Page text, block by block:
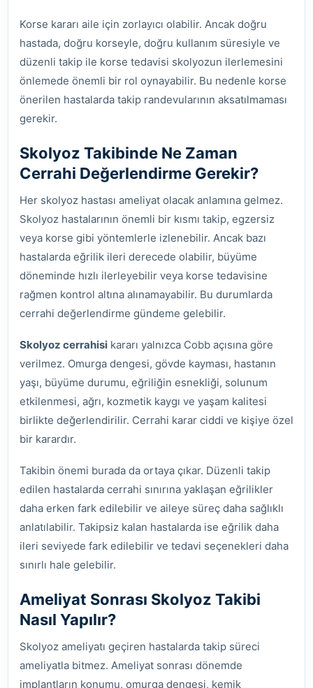
Korse kararı aile için zorlayıcı olabilir. Ancak doğru
hastada, doğru korseyle, doğru kullanım süresiyle ve
düzenli takip ile korse tedavisi skolyozun ilerlemesini
önlemede önemli bir rol oynayabilir. Bu nedenle korse
önerilen hastalarda takip randevularının aksatılmaması
gerekir.
Skolyoz Takibinde Ne Zaman
Cerrahi Değerlendirme Gerekir?
Her skolyoz hastası ameliyat olacak anlamına gelmez.
Skolyoz hastalarının önemli bir kısmı takip, egzersiz
veya korse gibi yöntemlerle izlenebilir. Ancak bazı
hastalarda eğrilik ileri derecede olabilir, büyüme
döneminde hızlı ilerleyebilir veya korse tedavisine
rağmen kontrol altına alınamayabilir. Bu durumlarda
cerrahi değerlendirme gündeme gelebilir.
Skolyoz cerrahisi kararı yalnızca Cobb açısına göre
verilmez. Omurga dengesi, gövde kayması, hastanın
yaşı, büyüme durumu, eğriliğin esnekliği, solunum
etkilenmesi, ağrı, kozmetik kaygı ve yaşam kalitesi
birlikte değerlendirilir. Cerrahi karar ciddi ve kişiye özel
bir karardır.
Takibin önemi burada da ortaya çıkar. Düzenli takip
edilen hastalarda cerrahi sınırına yaklaşan eğrilikler
daha erken fark edilebilir ve aileye süreç daha sağlıklı
anlatılabilir. Takipsiz kalan hastalarda ise eğrilik daha
ileri seviyede fark edilebilir ve tedavi seçenekleri daha
sınırlı hale gelebilir.
Ameliyat Sonrası Skolyoz Takibi
Nasıl Yapılır?
Skolyoz ameliyatı geçiren hastalarda takip süreci
ameliyatla bitmez. Ameliyat sonrası dönemde
implantların konumu, omurga dengesi, kemik